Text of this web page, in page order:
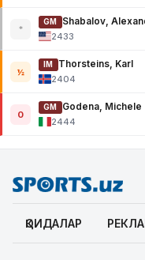
*
GM
Shabalov,
2433
½
IM
Thorsteins, Karl
2404
0
GM
Godena, Michele
2444
ҚОИДАЛАР